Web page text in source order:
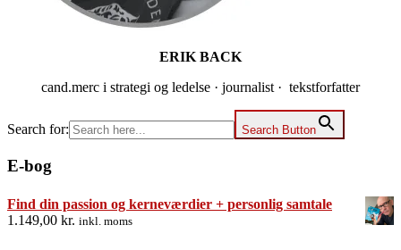
ERIK BACK
cand.merc i strategi og ledelse · journalist · tekstforfatter
Search for: Search Button
E-bog
Find din passion og kerneværdier + personlig samtale
1.149,00 kr. inkl. moms